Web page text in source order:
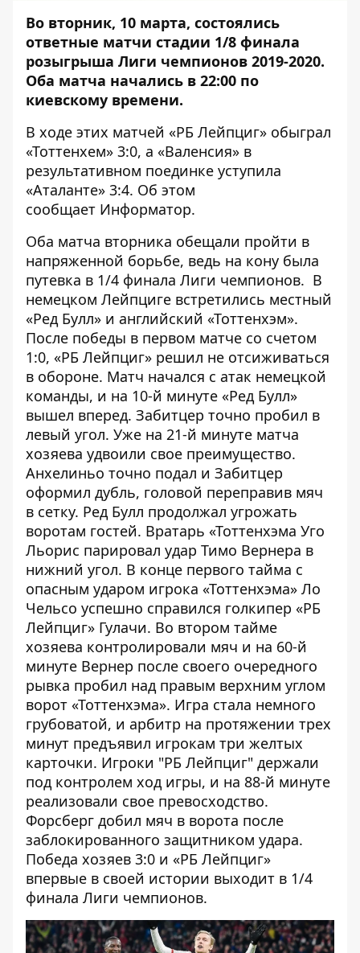
Во вторник, 10 марта, состоялись
ответные матчи стадии 1/8 финала
розыгрыша Лиги чемпионов 2019-2020.
Оба матча начались в 22:00 по
киевскому времени.
В ходе этих матчей «РБ Лейпциг» обыграл
«Тоттенхем» 3:0, а «Валенсия» в
результативном поединке уступила
«Аталанте» 3:4. Об этом
сообщает Информатор.
Оба матча вторника обещали пройти в
напряженной борьбе, ведь на кону была
путевка в 1/4 финала Лиги чемпионов. В
немецком Лейпциге встретились местный
«Ред Булл» и английский «Тоттенхэм».
После победы в первом матче со счетом
1:0, «РБ Лейпциг» решил не отсиживаться
в обороне. Матч начался с атак немецкой
команды, и на 10-й минуте «Ред Булл»
вышел вперед. Забитцер точно пробил в
левый угол. Уже на 21-й минуте матча
хозяева удвоили свое преимущество.
Анхелиньо точно подал и Забитцер
оформил дубль, головой переправив мяч
в сетку. Ред Булл продолжал угрожать
воротам гостей. Вратарь «Тоттенхэма Уго
Льорис парировал удар Тимо Вернера в
нижний угол. В конце первого тайма с
опасным ударом игрока «Тоттенхэма» Ло
Чельсо успешно справился голкипер «РБ
Лейпциг» Гулачи. Во втором тайме
хозяева контролировали мяч и на 60-й
минуте Вернер после своего очередного
рывка пробил над правым верхним углом
ворот «Тоттенхэма». Игра стала немного
грубоватой, и арбитр на протяжении трех
минут предъявил игрокам три желтых
карточки. Игроки "РБ Лейпциг" держали
под контролем ход игры, и на 88-й минуте
реализовали свое превосходство.
Форсберг добил мяч в ворота после
заблокированного защитником удара.
Победа хозяев 3:0 и «РБ Лейпциг»
впервые в своей истории выходит в 1/4
финала Лиги чемпионов.